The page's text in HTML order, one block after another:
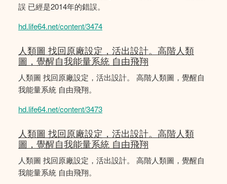
誤 已經是2014年的錯誤。
hd.life64.net/content/3474
人類圖 找回原廠設定，活出設計。高階人類
圖，覺醒自我能量系統 自由飛翔
人類圖 找回原廠設定，活出設計。 高階人類圖，覺醒自
我能量系統 自由飛翔。
hd.life64.net/content/3473
人類圖 找回原廠設定，活出設計。高階人類
圖，覺醒自我能量系統 自由飛翔
人類圖 找回原廠設定，活出設計。 高階人類圖，覺醒自
我能量系統 自由飛翔。